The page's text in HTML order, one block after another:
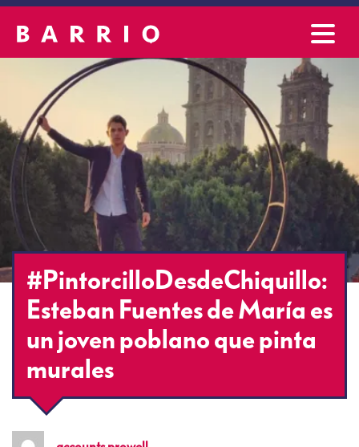
#PintorcilloDesdeChiquillo:
Esteban Fuentes de María es
un joven poblano que pinta
murales